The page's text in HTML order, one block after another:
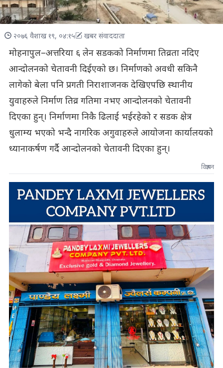
२०७६ वैशाख १९, ०४:१५ खबर संवाददाता
मोहनापुल–अत्तरिया ६ लेन सडकको निर्माणमा तिव्रता नदिए
आन्दोलनको चेतावनी दिईएको छ। निर्माणको अवधी सकिनै
लागेको बेला पनि प्रगती निराशाजनक देखिएपछि स्थानीय
युवाहरुले निर्माण तिव्र गतिमा नभए आन्दोलनको चेतावनी
दिएका हुन्। निर्माणमा निकै ढिलाई भईरहेको र सडक क्षेत्र
धुलाम्य भएको भन्दै नागरिक अगुवाहरुले आयोजना कार्यालयको
ध्यानाकर्षण गर्दै आन्दोलनको चेतावनी दिएका हुन्।
विज्ञापन